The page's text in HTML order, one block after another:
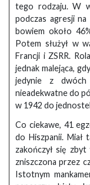
tego rodzaju. W
podczas agresji
bowiem około
Potem służył w
Francji i ZSRR.
jednak malejąca,
jedynie z dwóch
nieadekwatne do
w 1942 do
Co ciekawe, 41
do Hiszpanii.
zakończył się
zniszczona przez
Istotnym